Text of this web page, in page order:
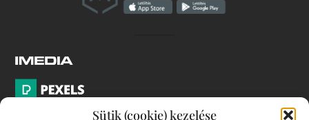
Sütik (cookie) kezelése